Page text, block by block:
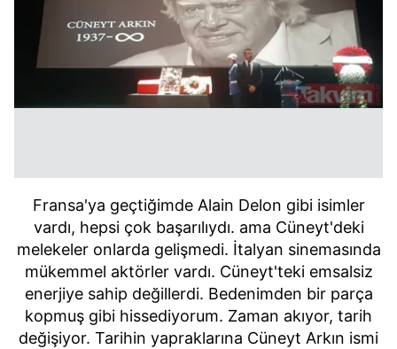
Fransa'ya geçtiğimde Alain Delon gibi isimler
vardı, hepsi çok başarılıydı. ama Cüneyt'deki
melekeler onlarda gelişmedi. İtalyan sinemasında
mükemmel aktörler vardı. Cüneyt'teki emsalsiz
enerjiye sahip değillerdi. Bedenimden bir parça
kopmuş gibi hissediyorum. Zaman akıyor, tarih
değişiyor. Tarihin yapraklarına Cüneyt Arkın ismi